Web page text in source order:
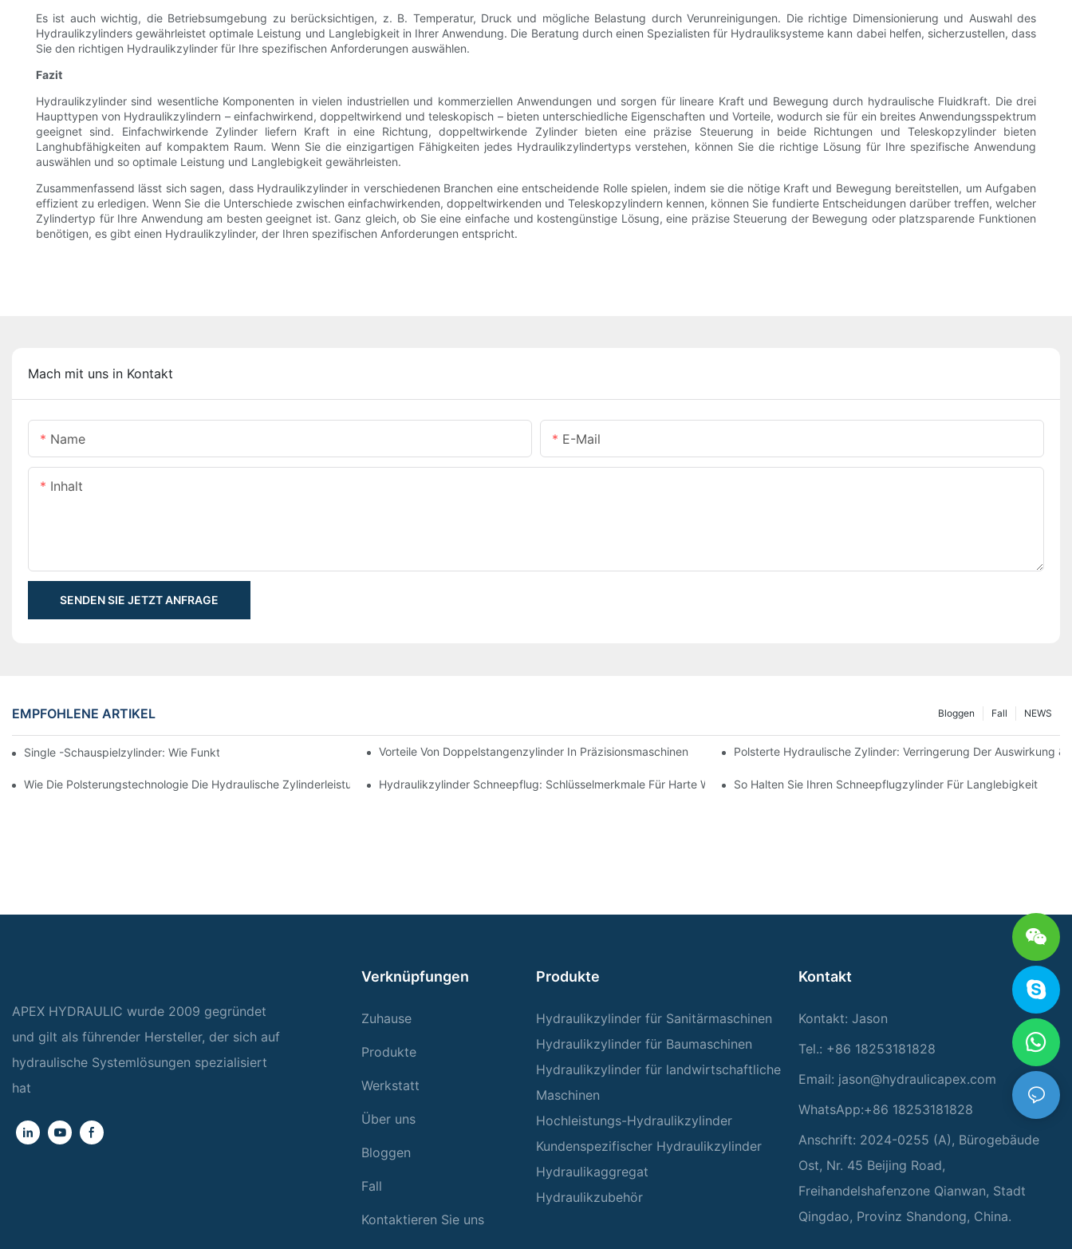
Es ist auch wichtig, die Betriebsumgebung zu berücksichtigen, z. B. Temperatur, Druck und mögliche Belastung durch Verunreinigungen. Die richtige Dimensionierung und Auswahl des
Hydraulikzylinders gewährleistet optimale Leistung und Langlebigkeit in Ihrer Anwendung. Die Beratung durch einen Spezialisten für Hydrauliksysteme kann dabei helfen, sicherzustellen, dass
Sie den richtigen Hydraulikzylinder für Ihre spezifischen Anforderungen auswählen.
Fazit
Hydraulikzylinder sind wesentliche Komponenten in vielen industriellen und kommerziellen Anwendungen und sorgen für lineare Kraft und Bewegung durch hydraulische Fluidkraft. Die drei
Haupttypen von Hydraulikzylindern – einfachwirkend, doppeltwirkend und teleskopisch – bieten unterschiedliche Eigenschaften und Vorteile, wodurch sie für ein breites Anwendungsspektrum
geeignet sind. Einfachwirkende Zylinder liefern Kraft in eine Richtung, doppeltwirkende Zylinder bieten eine präzise Steuerung in beide Richtungen und Teleskopzylinder bieten
Langhubfähigkeiten auf kompaktem Raum. Wenn Sie die einzigartigen Fähigkeiten jedes Hydraulikzylindertyps verstehen, können Sie die richtige Lösung für Ihre spezifische Anwendung
auswählen und so optimale Leistung und Langlebigkeit gewährleisten.
Zusammenfassend lässt sich sagen, dass Hydraulikzylinder in verschiedenen Branchen eine entscheidende Rolle spielen, indem sie die nötige Kraft und Bewegung bereitstellen, um Aufgaben
effizient zu erledigen. Wenn Sie die Unterschiede zwischen einfachwirkenden, doppeltwirkenden und Teleskopzylindern kennen, können Sie fundierte Entscheidungen darüber treffen, welcher
Zylindertyp für Ihre Anwendung am besten geeignet ist. Ganz gleich, ob Sie eine einfache und kostengünstige Lösung, eine präzise Steuerung der Bewegung oder platzsparende Funktionen
benötigen, es gibt einen Hydraulikzylinder, der Ihren spezifischen Anforderungen entspricht.
Mach mit uns in Kontakt
Name E-Mail
Inhalt
SENDEN SIE JETZT ANFRAGE
EMPFOHLENE ARTIKEL NEWS
Fall
Bloggen
Single -Schauspielzylinder: Wie Funktioniert Es & Gemeinsame AnwendungenVorteile Von Doppelstangenzylinder In Präzisionsmaschinen Polsterte Hydraulische Zylinder: Verringerung Der Auswirkung &
Wie Die Polsterungstechnologie Die Hydraulische Zylinderleistung VerbessertHydraulikzylinder Schneepflug: Schlüsselmerkmale Für Harte WinterbedingungenSo Halten Sie Ihren Schneepflugzylinder Für Langlebigkeit
APEX HYDRAULIC wurde 2009 gegründet
und gilt als führender Hersteller, der sich auf
hydraulische Systemlösungen spezialisiert
hat
Verknüpfungen
Zuhause
Produkte
Werkstatt
Über uns
Bloggen
Fall
Kontaktieren Sie uns
Produkte
Hydraulikzylinder für Sanitärmaschinen
Hydraulikzylinder für Baumaschinen
Hydraulikzylinder für landwirtschaftliche
Maschinen
Hochleistungs-Hydraulikzylinder
Kundenspezifischer Hydraulikzylinder
Hydraulikaggregat
Hydraulikzubehör
Kontakt
Kontakt: Jason
Tel.: +86 18253181828
Email: jason@hydraulicapex.com
WhatsApp:+86 18253181828
Anschrift: 2024-0255 (A), Bürogebäude
Ost, Nr. 45 Beijing Road,
Freihandelshafenzone Qianwan, Stadt
Qingdao, Provinz Shandong, China.